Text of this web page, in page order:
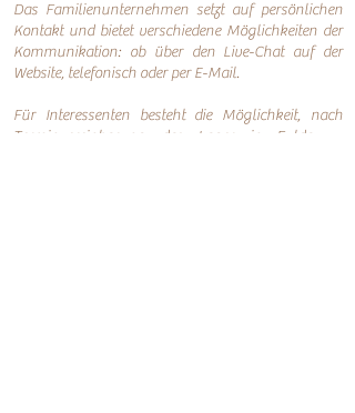
Das Familienunternehmen setzt auf persönlichen
Kontakt und bietet verschiedene Möglichkeiten der
Kommunikation: ob über den Live-Chat auf der
Website, telefonisch oder perE-Mail.
Für Interessenten besteht die Möglichkeit, nach
Terminvereinbarung das Lager in Fulda zu